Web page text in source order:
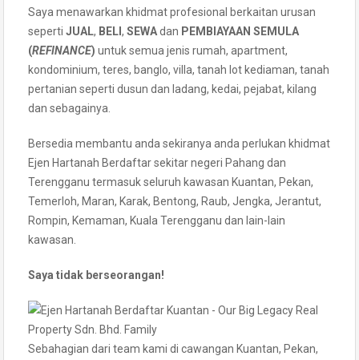
Saya menawarkan khidmat profesional berkaitan urusan
seperti JUAL, BELI , SEWAdan PEMBIAYAAN SEMULA
(REFINANCE) untuk semua jenis rumah, apartment,
kondominium, teres, banglo, villa, tanah lot kediaman, tanah
pertanian seperti dusun dan ladang, kedai, pejabat, kilang
dan sebagainya.
Bersedia membantu anda sekiranya anda perlukan khidmat
Ejen Hartanah Berdaftar sekitar negeri Pahang dan
Terengganu termasuk seluruh kawasan Kuantan, Pekan,
Temerloh, Maran, Karak, Bentong, Raub, Jengka, Jerantut,
Rompin, Kemaman, Kuala Terengganu dan lain-lain
kawasan.
Saya tidak berseorangan!
Sebahagian dari team kami di cawangan Kuantan, Pekan,